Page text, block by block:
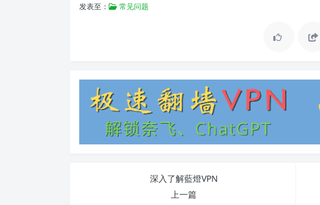
发表至： 常见问题
深入了解藍燈VPN
上一篇